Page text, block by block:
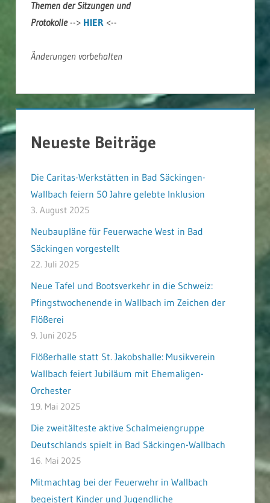
Themen der Sitzungen und
Protokolle--> HIER<--
Änderungen vorbehalten
Neueste Beiträge
Die Caritas-Werkstätten in Bad Säckingen-
Wallbach feiern 50 Jahre gelebte Inklusion
3. August 2025
Neubaupläne für Feuerwache West in Bad
Säckingen vorgestellt
22. Juli 2025
Neue Tafel und Bootsverkehr in die Schweiz:
Pfingstwochenende in Wallbach im Zeichen der
Flößerei
9. Juni 2025
Flößerhalle statt St. Jakobshalle: Musikverein
Wallbach feiert Jubiläum mit Ehemaligen-
Orchester
19. Mai 2025
Die zweitälteste aktive Schalmeiengruppe
Deutschlands spielt in Bad Säckingen-Wallbach
16. Mai 2025
Mitmachtag bei der Feuerwehr in Wallbach
begeistert Kinder und Jugendliche